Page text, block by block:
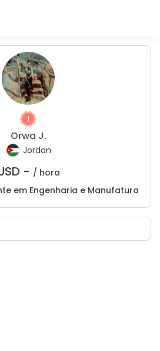
Orwa J.
Jordan
- / hora
em Engenharia e Manufatura